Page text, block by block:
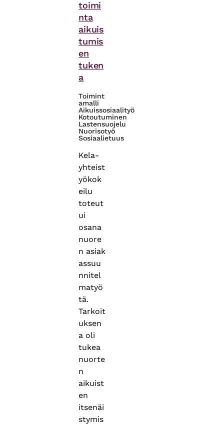
toimi
nta
aikuis
tumis
en
tuken
a
Toimint
amalli
Aikuissosiaalityö
Kotoutuminen
Lastensuojelu
Nuorisotyö
Sosiaalietuus
Kela-
yhteist
yökok
eilu
toteut
ui
osana
nuore
n asiak
assuu
nnitel
matyö
tä.
Tarkoit
uksen
a oli
tukea
nuorte
n
aikuist
en
itsenäi
stymis